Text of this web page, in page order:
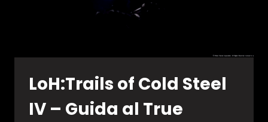
LoH:Trails of Cold Steel
IV – Guida al True